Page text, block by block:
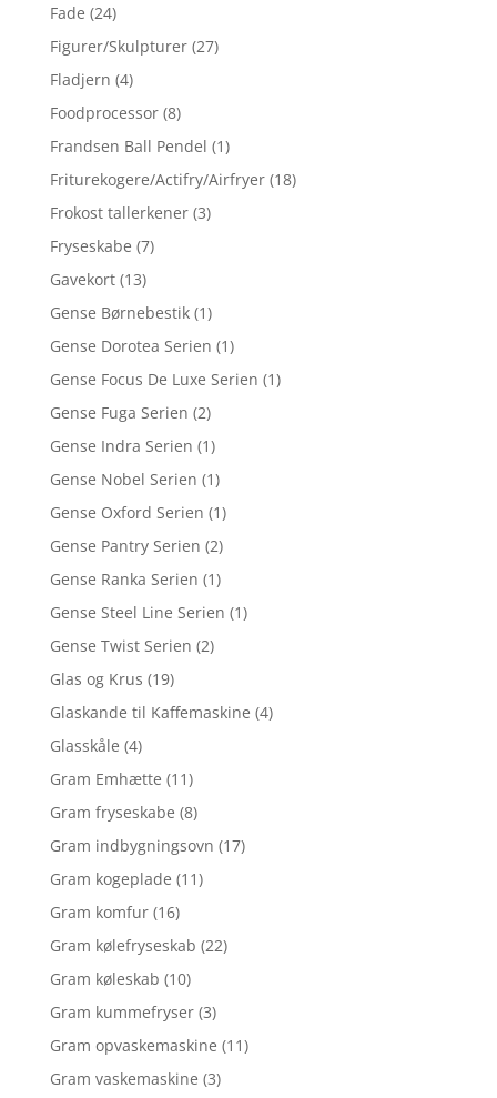
Fade (24)
Figurer/Skulpturer (27)
Fladjern (4)
Foodprocessor (8)
Frandsen Ball Pendel (1)
Friturekogere/Actifry/Airfryer (18)
Frokost tallerkener (3)
Fryseskabe (7)
Gavekort (13)
Gense Børnebestik (1)
Gense Dorotea Serien (1)
Gense Focus De Luxe Serien (1)
Gense Fuga Serien (2)
Gense Indra Serien (1)
Gense Nobel Serien (1)
Gense Oxford Serien (1)
Gense Pantry Serien (2)
Gense Ranka Serien (1)
Gense Steel Line Serien (1)
Gense Twist Serien (2)
Glas og Krus (19)
Glaskande til Kaffemaskine (4)
Glasskåle (4)
Gram Emhætte (11)
Gram fryseskabe (8)
Gram indbygningsovn (17)
Gram kogeplade (11)
Gram komfur (16)
Gram kølefryseskab (22)
Gram køleskab (10)
Gram kummefryser (3)
Gram opvaskemaskine (11)
Gram vaskemaskine (3)